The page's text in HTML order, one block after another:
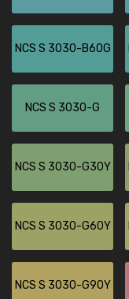
NCS S 3030-B60G
NCS S 3030-G
NCS S 3030-G30Y
NCS S 3030-G60Y
NCS S 3030-G90Y